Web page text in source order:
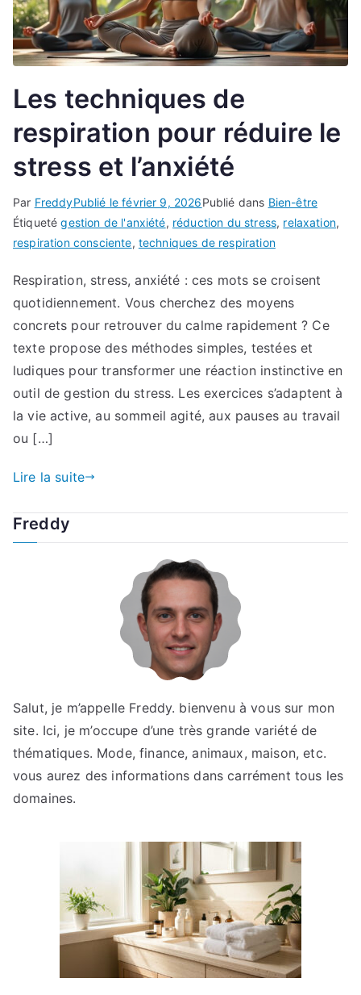
Les techniques de
respiration pour réduire le
stress et l’anxiété
Par FreddyPublié lefévrier 9, 2026Publié dans Bien-être
Étiquetégestion de l'anxiété, réduction du stress, relaxation,
respiration consciente, techniques de respiration
Respiration, stress, anxiété : ces mots se croisent
quotidiennement. Vous cherchez des moyens
concrets pour retrouver du calme rapidement ? Ce
texte propose des méthodes simples, testées et
ludiques pour transformer une réaction instinctive en
outil de gestion du stress. Les exercices s’adaptent à
la vie active, au sommeil agité, aux pauses au travail
ou […]
Lire la suite
Freddy
Salut, je m’appelle Freddy. bienvenu à vous sur mon
site. Ici, je m’occupe d’une très grande variété de
thématiques. Mode, finance, animaux, maison, etc.
vous aurez des informations dans carrément tous les
domaines.